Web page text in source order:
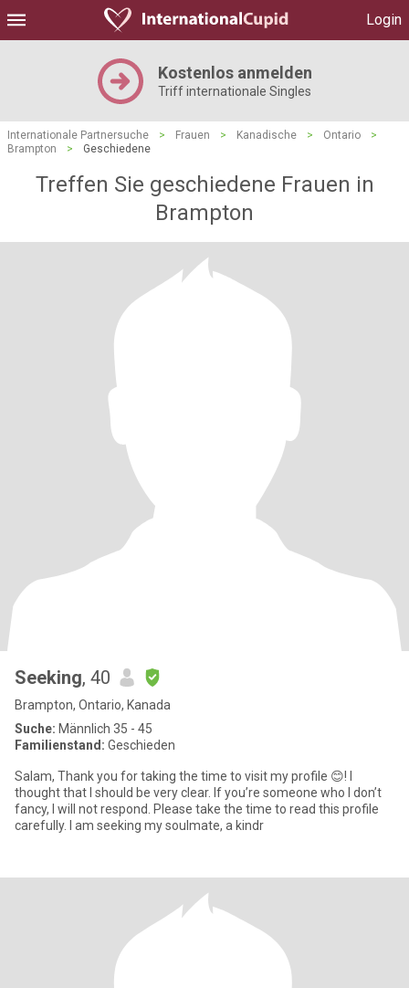
Login
Kostenlos anmelden
Triff internationale Singles
Internationale Partnersuche > Frauen > Kanadische > Ontario
>
Brampton
> Geschiedene
Treffen Sie geschiedene Frauen in
Brampton
Seeking, 40
Brampton, Ontario, Kanada
Suche: Männlich 35 - 45
Familienstand: Geschieden
Salam, Thank you for taking the time to visit my profile 😊! I
thought that I should be very clear. If you’re someone who I don’t
fancy, I will not respond. Please take the time to read this profile
carefully. I am seeking my soulmate, a kindr